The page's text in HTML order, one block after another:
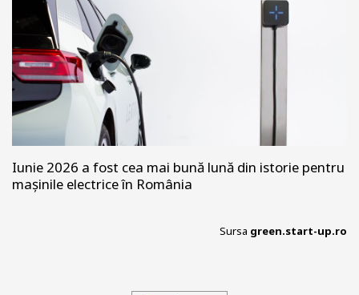
Iunie 2026 a fost cea mai bună lună din istorie pentru
mașinile electrice în România
Sursa green.start-up.ro